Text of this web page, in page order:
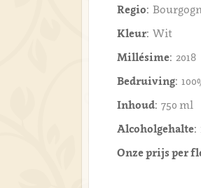
Regio:
Kleur: Wit
Millésime: 2018
Bedruiving:
Inhoud: 750 ml
Alcoholgehalte:
Onze prijs per